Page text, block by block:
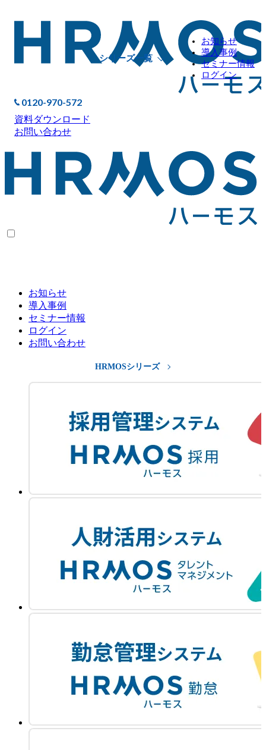
シリーズ一覧
お知らせ
導入事例
セミナー情報
ログイン
0120-970-572
資料ダウンロード
お問い合わせ
お知らせ
導入事例
セミナー情報
ログイン
お問い合わせ
HRMOSシリーズ